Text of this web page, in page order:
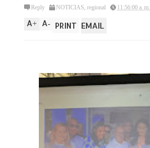
Reply NOTICIAS, regional 11:56:00 a. m.
A+ A- PRINT EMAIL